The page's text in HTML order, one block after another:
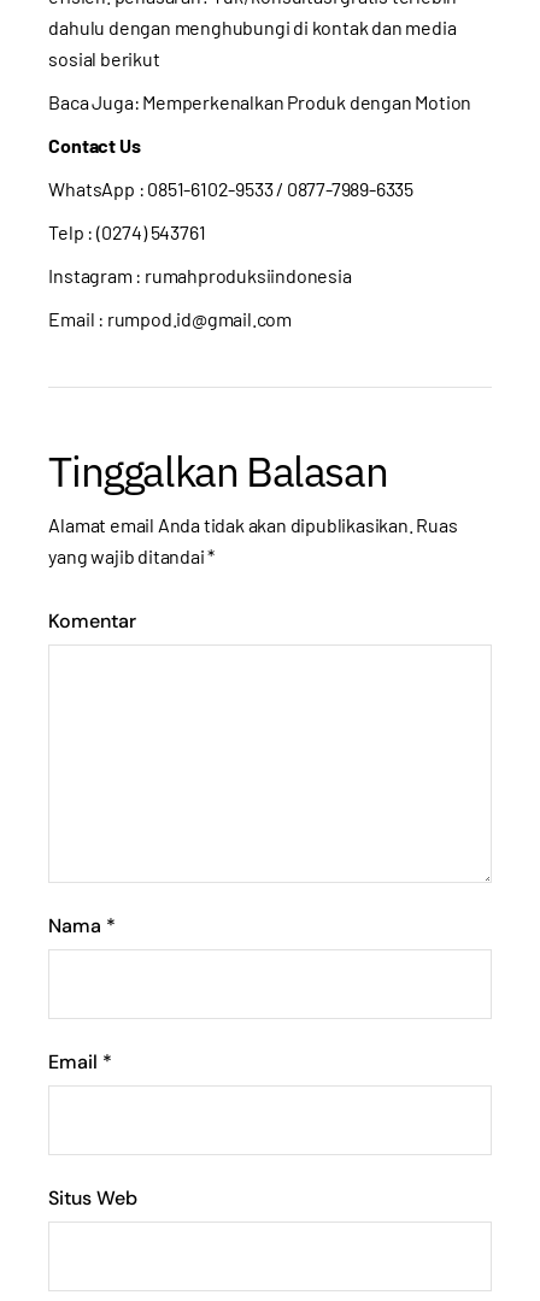
dahulu dengan menghubungi di kontak dan media
sosial berikut
Baca Juga: Memperkenalkan Produk dengan Motion
Contact Us
WhatsApp : 0851-6102-9533/ 0877-7989-6335
Telp : (0274) 543761
Instagram : rumahproduksiindonesia
Email : rumpod.id@gmail.com
Tinggalkan Balasan
Alamat email Anda tidak akan dipublikasikan. Ruas
yang wajib ditandai*
Komentar
Nama *
Email *
Situs Web